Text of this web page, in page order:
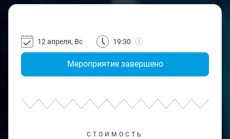
Мероприятие завершено
12 апреля, Вс 19:30
СТОИМОСТЬ